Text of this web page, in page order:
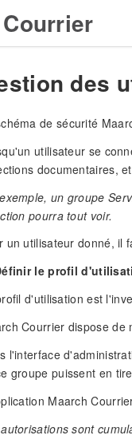
des
de sécurité
utilisateur se
documentaires,
un groupe
pourra tout voir.
un utilisateur donné, il
le profil
d'utilisation est
Courrier dispose de
l'interface
groupe puissent en
Maarch
sont